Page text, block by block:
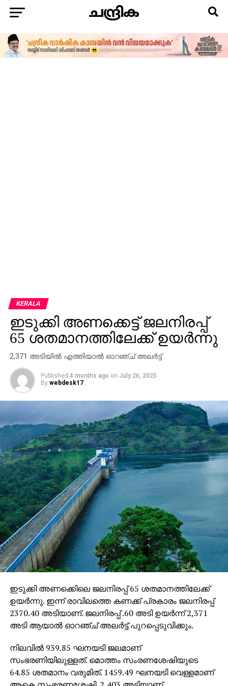
KERALA
ഇടുക്കി അണക്കെട്ട് ജലനിരപ്പ്
65 ശതമാനത്തിലേക്ക് ഉയര്‍ന്നു
2,371 അടിയില്‍ എത്തിയാല്‍ ഓറഞ്ച് അലര്‍ട്ട്
Published 4 months ago on July 26, 2025
By webdesk17
ഇടുക്കി അണക്കെിലെ ജലനിരപ്പ് 65 ശതമാനത്തിലേക്ക്
ഉയര്‍ന്നു. ഇന്ന് രാവിലത്തെ കണക്ക് പ്രകാരം ജലനിരപ്പ്
2370.40 അടിയാണ്. ജലനിരപ്പ് .60 അടി ഉയര്‍ന്ന് 2,371
അടി ആയാല്‍ ഓറഞ്ച് അലര്‍ട്ട് പുറപ്പെടുവിക്കും.
നിലവില്‍ 939.85 ഘനയടി ജലമാണ്
സംഭരണിയിലുള്ളത്. മൊത്തം സംരണശേഷിയുടെ
64.85 ശതമാനം വരുമിത്. 1459.49 ഘനയടി വെള്ളമാണ്